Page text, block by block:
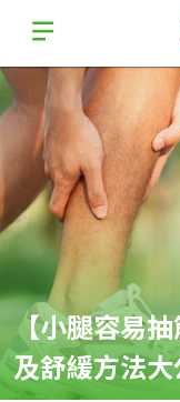
【小腿容易
及舒緩方法大